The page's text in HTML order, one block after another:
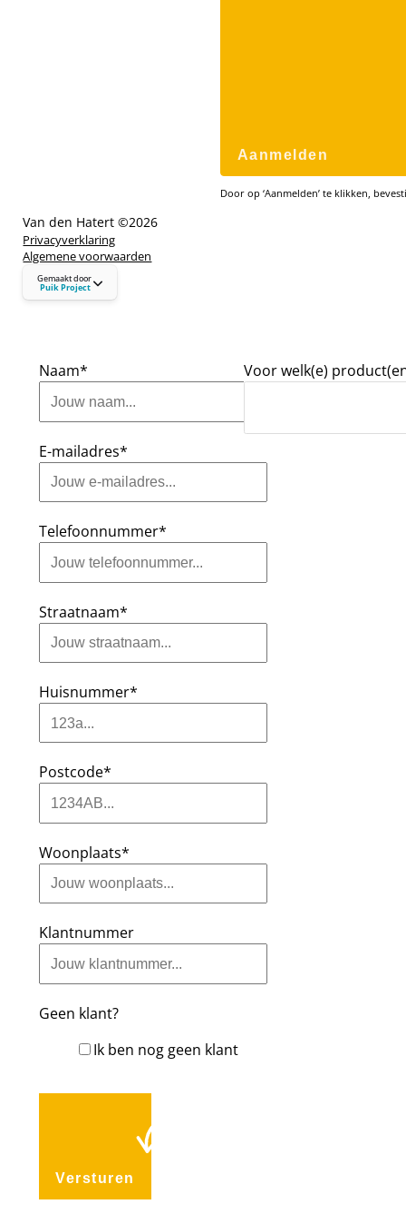
Aanmelden
Door op ‘Aanmelden’ te klikken,
Van den Hatert ©2026
Privacyverklaring
Algemene voorwaarden
Gemaakt door
Puik Project
hallo@puikproject.nl
Naam*
E-mailadres*
Telefoonnummer*
Straatnaam*
Huisnummer*
Postcode*
Woonplaats*
Klantnummer
Geen klant?
Ik ben nog geen klant
Voor welk(e)
Versturen